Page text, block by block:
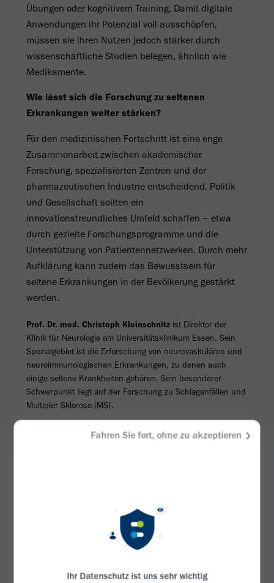
Ihr Datenschutz ist uns sehr wichtig
Fahren Sie fort, ohne zu akzeptieren
Übungen oder kognitivem Training. Damit digitale
Anwendungen ihr Potenzial voll ausschöpfen,
müssen sie ihren Nutzen jedoch stärker durch
wissenschaftliche Studien belegen, ähnlich wie
Medikamente.
Wie lässt sich die Forschung zu seltenen
Erkrankungen weiter stärken?
Für den medizinischen Fortschritt ist eine enge
Zusammenarbeit zwischen akademischer
Forschung, spezialisierten Zentren und der
pharmazeutischen Industrie entscheidend. Politik
und Gesellschaft sollten ein
innovationsfreundliches Umfeld schaffen – etwa
durch gezielte Forschungsprogramme und die
Unterstützung von Patientennetzwerken. Durch mehr
Aufklärung kann zudem das Bewusstsein für
seltene Erkrankungen in der Bevölkerung gestärkt
werden.
Prof. Dr. med. Christoph Kleinschnitz ist Direktor der
Klinik für Neurologie am Universitätsklinikum Essen. Sein
Spezialgebiet ist die Erforschung von neurovaskulären und
neuroimmunologischen Erkrankungen, zu denen auch
einige seltene Krankheiten gehören. Sein besonderer
Schwerpunkt liegt auf der Forschung zu Schlaganfällen und
Multipler Sklerose (MS).
Spinale Muskelatrophie
Biogen-277954